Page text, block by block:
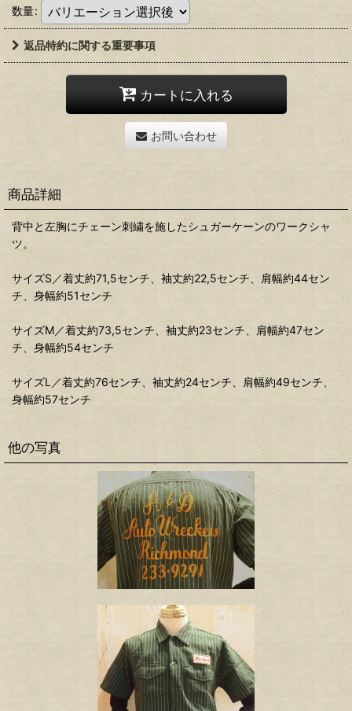
数量:
返品特約に関する重要事項
カートに入れる
お問い合わせ
商品詳細
背中と左胸にチェーン刺繍を施したシュガーケーンのワークシャ
ツ。
サイズS／着丈約71,5センチ、袖丈約22,5センチ、肩幅約44セン
チ、身幅約51センチ
サイズM／着丈約73,5センチ、袖丈約23センチ、肩幅約47セン
チ、身幅約54センチ
サイズL／着丈約76センチ、袖丈約24センチ、肩幅約49センチ、
身幅約57センチ
他の写真